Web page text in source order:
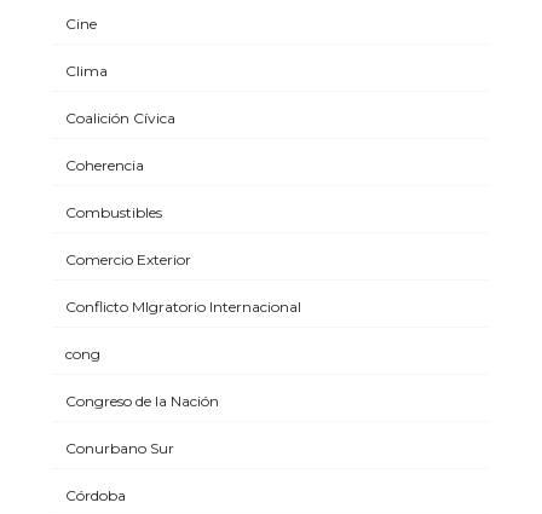
Cine
Clima
Coalición Cívica
Coherencia
Combustibles
Comercio Exterior
Conflicto MIgratorio Internacional
cong
Congreso de la Nación
Conurbano Sur
Córdoba